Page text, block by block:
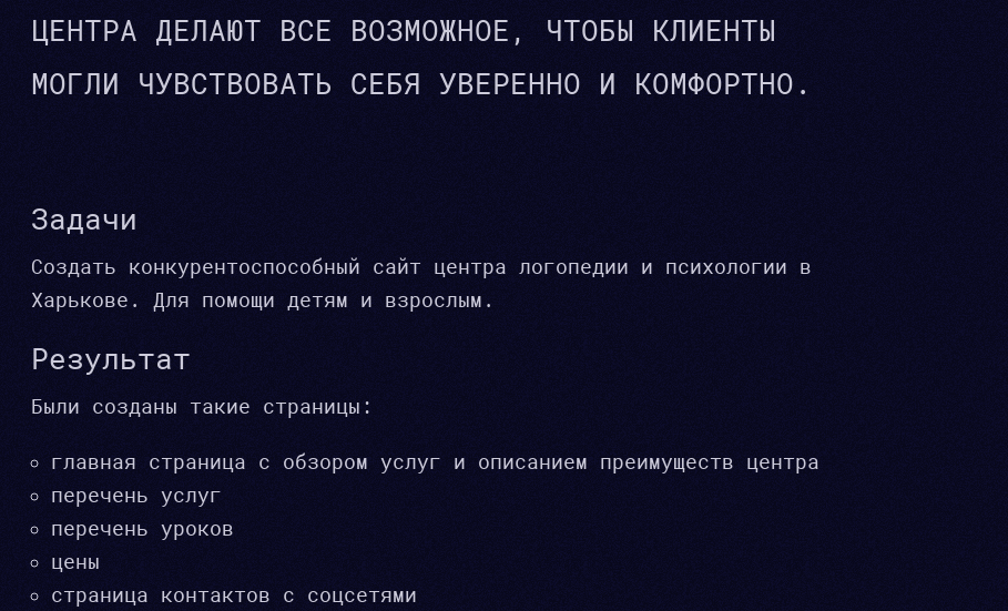
ЦЕНТРА ДЕЛАЮТ ВСЕ ВОЗМОЖНОЕ, ЧТОБЫ КЛИЕНТЫ
МОГЛИ ЧУВСТВОВАТЬ СЕБЯ УВЕРЕННО И КОМФОРТНО.
Задачи
Создать конкурентоспособный сайт центра логопедии и психологии в
Харькове. Для помощи детям и взрослым.
Результат
Были созданы такие страницы:
главная страница с обзором услуг и описанием преимуществ центра
перечень услуг
перечень уроков
цены
страница контактов с соцсетями